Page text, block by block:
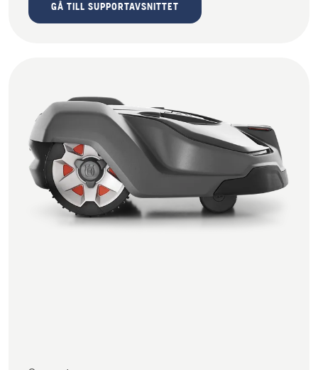
GÅ TILL SUPPORTAVSNITTET